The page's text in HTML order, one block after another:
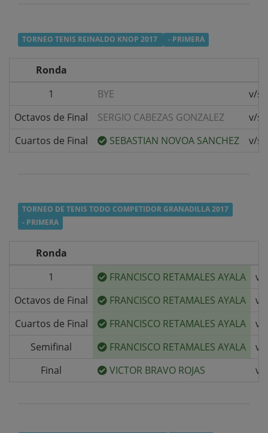
TORNEO TENIS REINALDO KNOP 2017 - PRIMERA
Ronda
1
BYE
v/s
Octavos de Final
SERGIO CABEZAS GONZALEZ
v/s
Cuartos de Final
SEBASTIAN NOVOA SANCHEZ v/s
TORNEO DE TENIS TODO COMPETIDOR GRANADILLA 2017
- PRIMERA
Ronda
1
FRANCISCO RETAMALES AYALA
v/s
Octavos de Final
FRANCISCO RETAMALES AYALA
v/s
Cuartos de Final
FRANCISCO RETAMALES AYALA
v/s
Semifinal
FRANCISCO RETAMALES AYALA
v/s
Final
VICTOR BRAVO ROJAS v/s